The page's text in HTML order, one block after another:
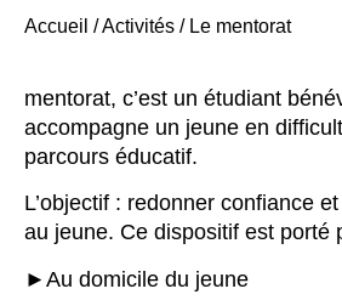
Accueil /Activités / Le mentorat
mentorat, c’est un étudiant
accompagne un jeune en
parcours éducatif.
L’objectif : redonner confiance
au jeune. Ce dispositif est porté
►Au domicile du jeune